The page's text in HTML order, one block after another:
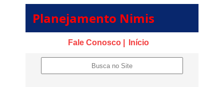
Planejamento Nimis
Fale Conosco | Início